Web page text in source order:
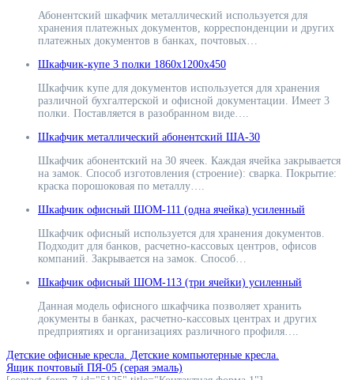
Абонентский шкафчик металлический используется для
хранения платежных документов, корреспонденции и других
платежных документов в банках, почтовых…
Шкафчик-купе 3 полки 1860х1200х450
Шкафчик купе для документов используется для хранения
различной бухгалтерской и офисной документации. Имеет 3
полки. Поставляется в разобранном виде….
Шкафчик металлический абонентский ША-30
Шкафчик абонентский на 30 ячеек. Каждая ячейка закрывается
на замок. Способ изготовления (строение): сварка. Покрытие:
краска порошоковая по металлу….
Шкафчик офисный ШОМ-111 (одна ячейка) усиленный
Шкафчик офисный используется для хранения документов.
Подходит для банков, расчетно-кассовых центров, офисов
компаний. Закрывается на замок. Способ…
Шкафчик офисный ШОМ-113 (три ячейки) усиленный
Данная модель офисного шкафчика позволяет хранить
документы в банках, расчетно-кассовых центрах и других
предприятиях и организациях различного профиля….
Навигация
Детские офисные кресла. Детские компьютерные кресла.
Ящик почтовый ПЯ-05 (серая эмаль)